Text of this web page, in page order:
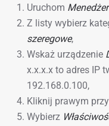
Uruchom
Z listy wybierz
szeregowe,
Wskaż urządzenie
x.x.x.x to adres IP
192.168.0.100,
Kliknij prawym
Wybierz